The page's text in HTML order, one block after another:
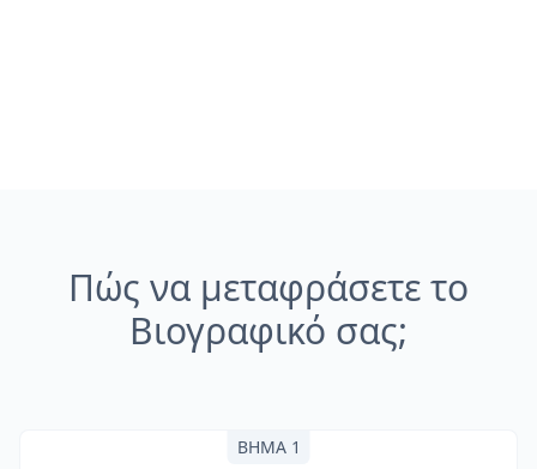
Πώς να μεταφράσετε το
Βιογραφικό σας;
ΒΉΜΑ 1